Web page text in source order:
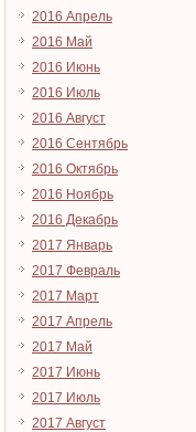
2016 Апрель
2016 Май
2016 Июнь
2016 Июль
2016 Август
2016 Сентябрь
2016 Октябрь
2016 Ноябрь
2016 Декабрь
2017 Январь
2017 Февраль
2017 Март
2017 Апрель
2017 Май
2017 Июнь
2017 Июль
2017 Август